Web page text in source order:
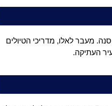
מעבר לאלו, מדריכי הטיולים
העתיקה.